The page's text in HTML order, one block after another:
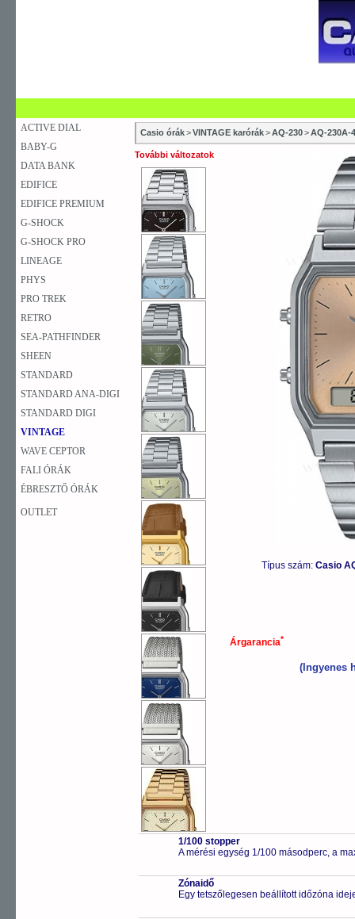
ACTIVE DIAL
BABY-G
DATA BANK
EDIFICE
EDIFICE PREMIUM
G-SHOCK
G-SHOCK PRO
LINEAGE
PHYS
PRO TREK
RETRO
SEA-PATHFINDER
SHEEN
STANDARD
STANDARD ANA-DIGI
STANDARD DIGI
VINTAGE
WAVE CEPTOR
FALI ÓRÁK
ÉBRESZTŐ ÓRÁK
OUTLET
Casio órák>VINTAGE karórák>AQ-230>AQ-230A-
További változatok
Típus szám: Casio
Árgarancia*
(Ingyenes
1/100 stopper
A mérési egység 1/100 másodperc, a
Zónaidő
Egy tetszőlegesen beállított időzóna